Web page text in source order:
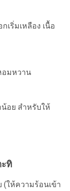
เริ่มเหลือง เนื้อ
อมหวาน
น้อย สำหรับให้
ทิ
(ให้ความร้อนเข้า